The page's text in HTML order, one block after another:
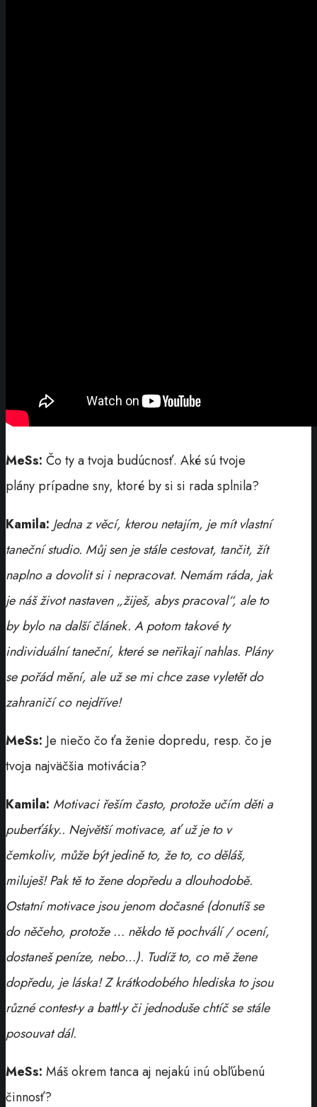
MeSs: Čo ty a tvoja budúcnosť. Aké sú tvoje
plány prípadne sny, ktoré by si si rada splnila?
Kamila: Jedna z věcí, kterou netajím, je mít vlastní
taneční studio. Můj sen je stále cestovat, tančit, žít
naplno a dovolit si i nepracovat. Nemám ráda, jak
je náš život nastaven „žiješ, abys pracoval“, ale to
by bylo na další článek. A potom takové ty
individuální taneční, které se neřikají nahlas. Plány
se pořád mění, ale už se mi chce zase vyletět do
zahraničí co nejdříve!
MeSs: Je niečo čo ťa ženie dopredu, resp. čo je
tvoja najväčšia motivácia?
Kamila: Motivaci řeším často, protože učím děti a
puberťáky.. Největší motivace, ať už je to v
čemkoliv, může být jedině to, že to, co děláš,
miluješ! Pak tě to žene dopředu a dlouhodobě.
Ostatní motivace jsou jenom dočasné (donutíš se
do něčeho, protože … někdo tě pochválí / ocení,
dostaneš peníze, nebo…). Tudíž to, co mě žene
dopředu, je láska! Z krátkodobého hlediska to jsou
různé contest-y a battl-y či jednoduše chtíč se stále
posouvat dál.
MeSs: Máš okrem tanca aj nejakú inú obľúbenú
činnosť?